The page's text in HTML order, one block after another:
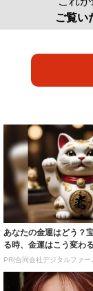
ご覧い
あなたの金運はどう？
る時、金運はこう変わる
PR(合同会社デジタルファー